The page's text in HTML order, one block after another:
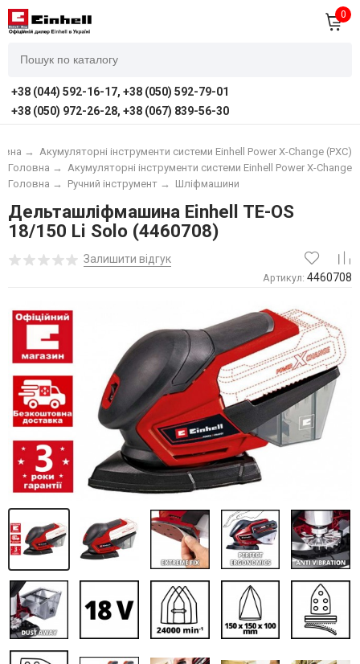
0
+38 (044) 592-16-17, +38 (050) 592-79-01
+38 (050) 972-26-28, +38 (067) 839-56-30
→
Акумуляторні інструменти системи Einhell Power X-Change (PXC)
Акумуляторні інструменти системи Einhell Power X-Change
Головна →
Шліфмашини
Ручний інструмент →
Головна →
Дельташліфмашина Einhell TE-OS
18/150 Li Solo (4460708)
Залишити відгук
Артикул: 4460708